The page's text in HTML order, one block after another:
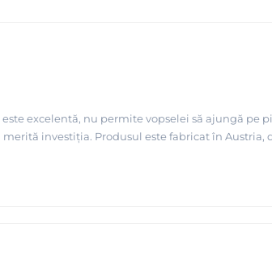
excelentă, nu permite vopselei să ajungă pe
investiția. Produsul este fabricat în Austria,